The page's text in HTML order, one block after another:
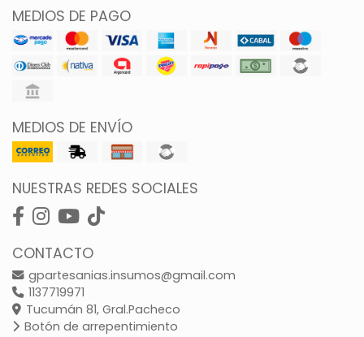
MEDIOS DE PAGO
MEDIOS DE ENVÍO
NUESTRAS REDES SOCIALES
CONTACTO
gpartesanias.insumos@gmail.com
1137719971
Tucumán 81, Gral.Pacheco
Botón de arrepentimiento